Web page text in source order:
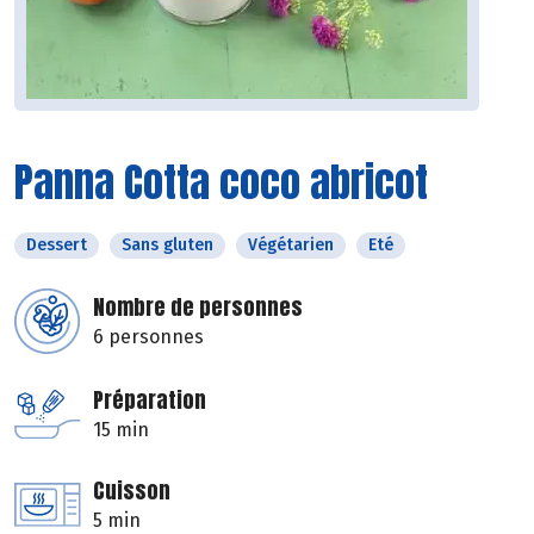
Panna Cotta coco abricot
Dessert Sans gluten Végétarien Eté
Nombre de personnes
6 personnes
Préparation
15 min
Cuisson
5 min